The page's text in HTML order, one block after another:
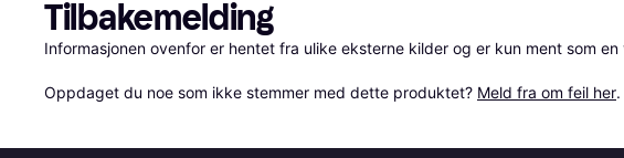
Tilbakemelding
Informasjonen ovenfor er hentet fra ulike eksterne kilder og er kun ment som en
Oppdaget du noe som ikke stemmer med dette produktet? Meld fra om feil her.